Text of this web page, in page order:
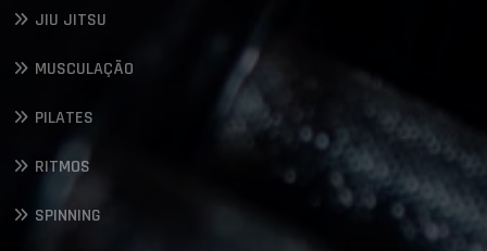
JIU JITSU
MUSCULAÇÃO
PILATES
RITMOS
SPINNING